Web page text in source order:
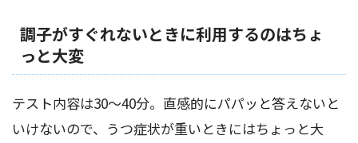
調子がすぐれないときに利用するのはちょ
っと大変
テスト内容は30～40分。直感的にパパッと答えないと
いけないので、うつ症状が重いときにはちょっと大